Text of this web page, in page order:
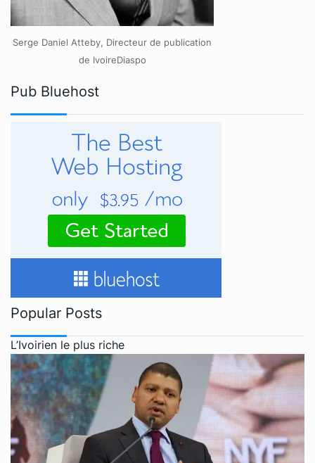
Serge Daniel Atteby, Directeur de publication
de IvoireDiaspo
Pub Bluehost
Popular Posts
L’Ivoirien le plus riche